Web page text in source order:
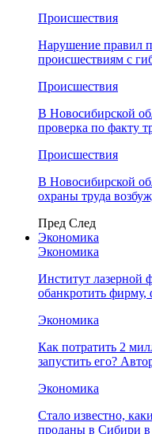
Происшествия
Нарушение правил
происшествиям с
Происшествия
В Новосибирской
проверка по факту
Происшествия
В Новосибирской
охраны труда
Пред След
Экономика
Экономика
Институт
обанкротить
Экономика
Как потратить 2
запустить его?
Экономика
Стало известно,
проданы в Сибири